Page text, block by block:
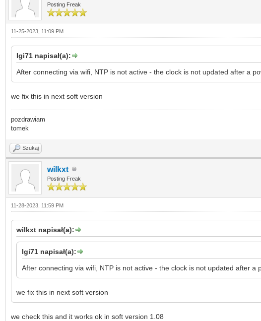
Posting Freak
11-25-2023, 11:09 PM
Igi71 napisał(a):
After connecting via wifi, NTP is not active - the clock is not updated after a
we fix this in next soft version
pozdrawiam
tomek
Szukaj
wilkxt
Posting Freak
11-28-2023, 11:59 PM
wilkxt napisał(a):
Igi71 napisał(a):
After connecting via wifi, NTP is not active - the clock is not updated after
we fix this in next soft version
we check this and it works ok in soft version 1.08